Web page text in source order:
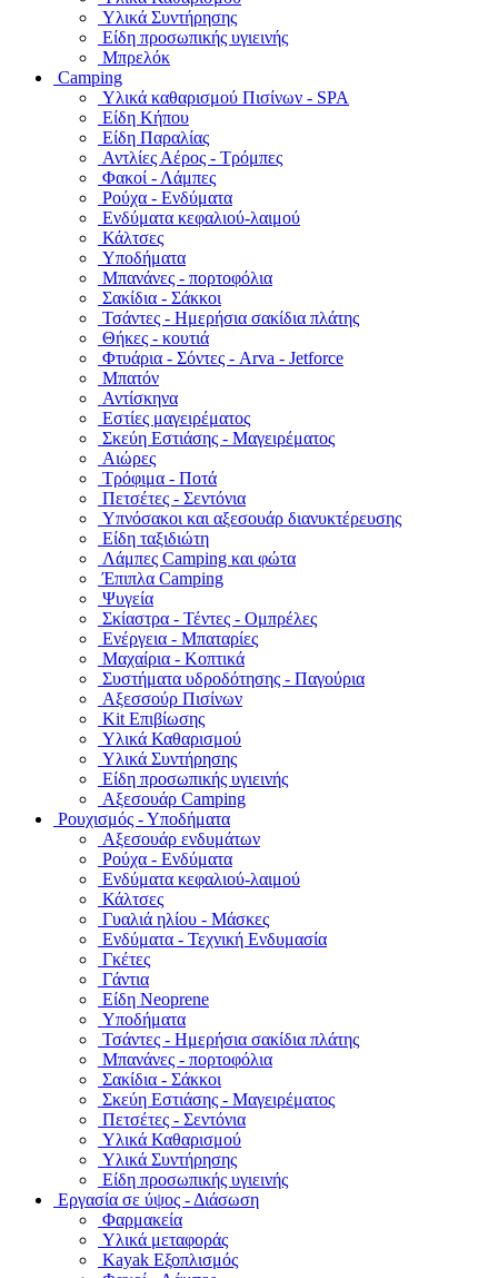
Υλικά Συντήρησης
Είδη προσωπικής υγιεινής
Μπρελόκ
Camping
Υλικά καθαρισμού Πισίνων - SPA
Είδη Κήπου
Είδη Παραλίας
Αντλίες Αέρος - Τρόμπες
Φακοί - Λάμπες
Ρούχα - Ενδύματα
Ενδύματα κεφαλιού-λαιμού
Κάλτσες
Υποδήματα
Μπανάνες - πορτοφόλια
Σακίδια - Σάκκοι
Τσάντες - Ημερήσια σακίδια πλάτης
Θήκες - κουτιά
Φτυάρια - Σόντες - Arva - Jetforce
Μπατόν
Αντίσκηνα
Εστίες μαγειρέματος
Σκεύη Εστιάσης - Μαγειρέματος
Αιώρες
Τρόφιμα - Ποτά
Πετσέτες - Σεντόνια
Υπνόσακοι και αξεσουάρ διανυκτέρευσης
Είδη ταξιδιώτη
Λάμπες Camping και φώτα
Έπιπλα Camping
Ψυγεία
Σκίαστρα - Τέντες - Ομπρέλες
Ενέργεια - Μπαταρίες
Μαχαίρια - Κοπτικά
Συστήματα υδροδότησης - Παγούρια
Αξεσσούρ Πισίνων
Kit Επιβίωσης
Υλικά Καθαρισμού
Υλικά Συντήρησης
Είδη προσωπικής υγιεινής
Αξεσουάρ Camping
Ρουχισμός - Υποδήματα
Αξεσουάρ ενδυμάτων
Ρούχα - Ενδύματα
Ενδύματα κεφαλιού-λαιμού
Κάλτσες
Γυαλιά ηλίου - Μάσκες
Ενδύματα - Τεχνική Ενδυμασία
Γκέτες
Γάντια
Είδη Neoprene
Υποδήματα
Τσάντες - Ημερήσια σακίδια πλάτης
Μπανάνες - πορτοφόλια
Σακίδια - Σάκκοι
Σκεύη Εστιάσης - Μαγειρέματος
Πετσέτες - Σεντόνια
Υλικά Καθαρισμού
Υλικά Συντήρησης
Είδη προσωπικής υγιεινής
Εργασία σε ύψος - Διάσωση
Φαρμακεία
Υλικά μεταφοράς
Kayak Εξοπλισμός